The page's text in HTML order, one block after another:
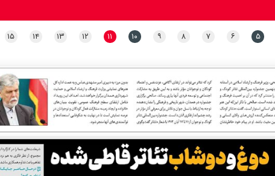
۵ ۶ ۷ ۸ ۹ ۱۰ ۱۱ ۱۲ ۱۳ ۱۴ ۱۵